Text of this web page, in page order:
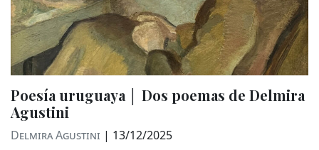
Poesía uruguaya │ Dos poemas de Delmira
Agustini
Delmira Agustini | 13/12/2025